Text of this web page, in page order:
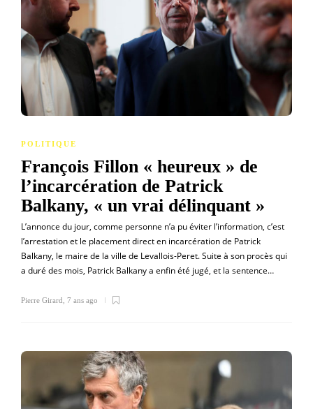
POLITIQUE
François Fillon « heureux » de
l’incarcération de Patrick
Balkany, « un vrai délinquant »
L’annonce du jour, comme personne n’a pu éviter l’information, c’est
l’arrestation et le placement direct en incarcération de Patrick
Balkany, le maire de la ville de Levallois-Peret. Suite à son procès qui
a duré des mois, Patrick Balkany a enfin été jugé, et la sentence…
Pierre Girard 7 ans ago